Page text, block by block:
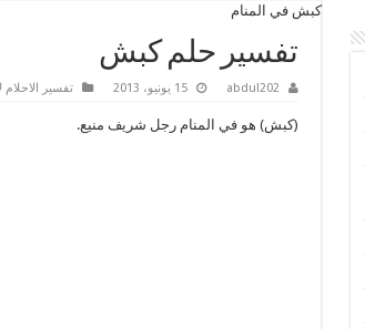
كبش في المنام
تفسير حلم كبش
abdul202 15 يونيو، 2013 تفسير
(كبش) هو في المنام رجل شريف منيع.